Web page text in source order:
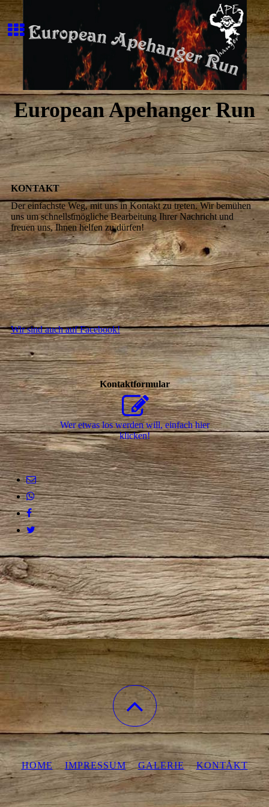
European Apehanger Run
KONTAKT
Der einfachste Weg, mit uns in Kontakt zu treten. Wir bemühen
uns um schnellstmögliche Bearbeitung Ihrer Nachricht und
freuen uns, Ihnen helfen zu dürfen!
Wir sind auch auf Facebook!
Kontaktformular
Wer etwas los werden will, einfach hier
klicken!
HOME IMPRESSUM GALERIE KONTAKT